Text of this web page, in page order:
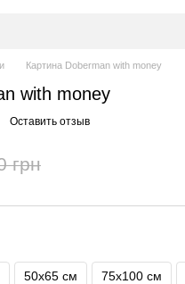
Картина Doberman with money
with money
Оставить отзыв
грн
50х65 см 75х100 см